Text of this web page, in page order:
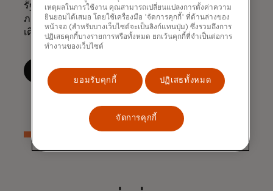
รัฐบาลสามารถประสานความคิดริเริ่มจากภาครัฐและ
ภาคเอกชนเพื่อฟื้นฟูการท่องเที่ยวและส่งเสริมการ
เติบโตที่ยั่งยืนและครอบคลุมทั่วโลก
ดาวน์โหลดรายงาน
เหตุผลในการใช้งาน คุณสามารถเปลี่ยนแปลงการตั้งค่าความ
ยินยอมได้เสมอ โดยใช้เครื่องมือ 'จัดการคุกกี้' ที่ด้านล่างของ
หน้าจอ (สำหรับบางเว็บไซต์จะเป็นลิงก์แทนปุ่ม) ซึ่งรวมถึงการ
ปฏิเสธคุกกี้บางรายการหรือทั้งหมด ยกเว้นคุกกี้ที่จำเป็นต่อการ
ทำงานของเว็บไซต์
ยอมรับคุกกี้ ปฏิเสธทั้งหมด
จัดการคุกกี้